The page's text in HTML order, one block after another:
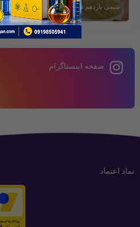
شیمی یازدهم فصل دوم
صفحه اینستاگرام
نماد اعتماد